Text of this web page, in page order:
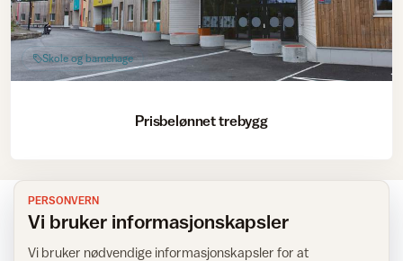
Skole og barnehage
Prisbelønnet trebygg
PERSONVERN
Vi bruker informasjonskapsler
Vi bruker nødvendige informasjonskapsler for at